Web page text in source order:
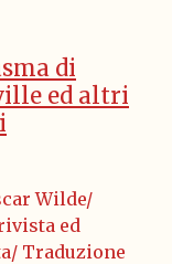
di
ed altri
Wilde/
ed
Traduzione